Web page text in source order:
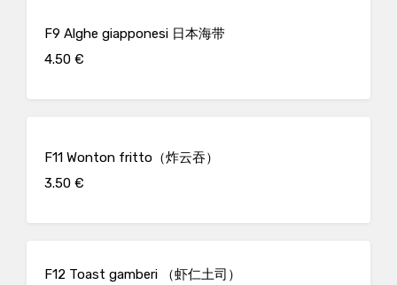
F9 Alghe giapponesi 日本海带
4.50 €
F11 Wonton fritto（炸云吞）
3.50 €
F12 Toast gamberi （虾仁土司）